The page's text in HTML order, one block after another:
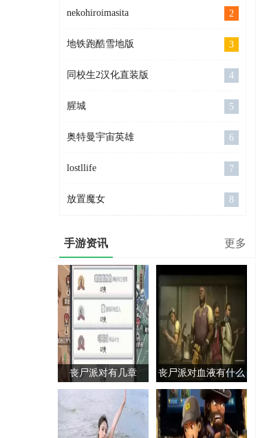
nekohiroimasita 2
地铁跑酷雪地版 3
同校生2汉化直装版 4
腥城 5
奥特曼宇宙英雄 6
lostllife 7
放置魔女 8
手游资讯 更多
丧尸派对有几章
丧尸派对血液有什么
用